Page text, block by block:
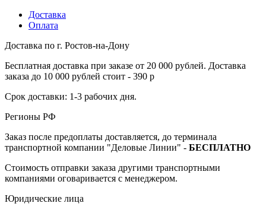
Доставка
Оплата
Доставка по г. Ростов-на-Дону
Бесплатная доставка при заказе от 20 000 рублей. Доставка
заказа до 10 000 рублей стоит - 390 р
Срок доставки: 1-3 рабочих дня.
Регионы РФ
Заказ после предоплаты доставляется, до терминала
транспортной компании "Деловые Линии" - БЕСПЛАТНО
Стоимость отправки заказа другими транспортными
компаниями оговаривается с менеджером.
Юридические лица